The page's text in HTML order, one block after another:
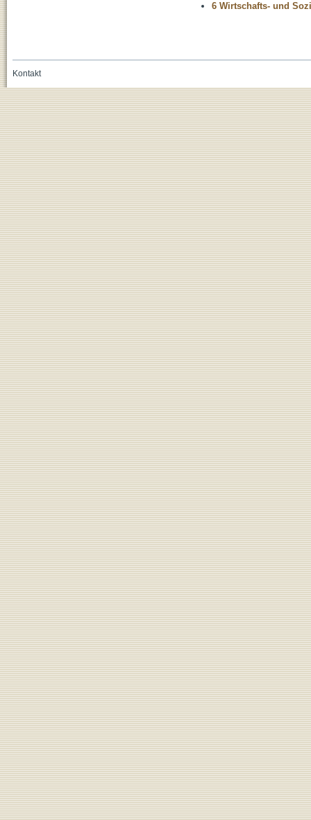
6 Wirtschafts- und
Kontakt